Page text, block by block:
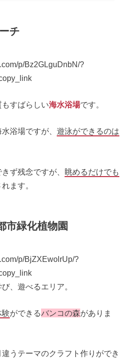
チ
p/Bz2GLguDnbN/?
すばらしい海水浴場です。
水浴場ですが、遊泳ができるのは
ず残念ですが、 眺めるだけでも
ます。
市緑化植物園
p/BjZXEwolrUp/?
、遊べるエリア。
験ができるバンコの森がありま
うテーマのクラフト作りができ